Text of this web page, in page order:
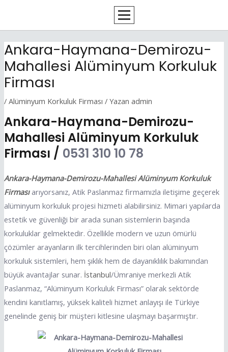
Ankara-Haymana-Demirozu-
Mahallesi Alüminyum Korkuluk
Firması
/ Alüminyum Korkuluk Firması / Yazan admin
Ankara-Haymana-Demirozu-
Mahallesi Alüminyum Korkuluk
Firması / 0531 310 10 78
Ankara-Haymana-Demirozu-Mahallesi Alüminyum Korkuluk
Firması arıyorsanız, Atik Paslanmaz firmamızla iletişime geçerek
alüminyum korkuluk projesi hizmeti alabilirsiniz. Mimari yapılarda
estetik ve güvenliği bir arada sunan sistemlerin başında
korkuluklar gelmektedir. Özellikle modern ve uzun ömürlü
çözümler arayanların ilk tercihlerinden biri olan alüminyum
korkuluk sistemleri, hem şıklık hem de dayanıklılık bakımından
büyük avantajlar sunar. İstanbul/Ümraniye merkezli Atik
Paslanmaz, “Alüminyum Korkuluk Firması” olarak sektörde
kendini kanıtlamış, yüksek kaliteli hizmet anlayışı ile Türkiye
genelinde geniş bir müşteri kitlesine ulaşmayı başarmıştır.